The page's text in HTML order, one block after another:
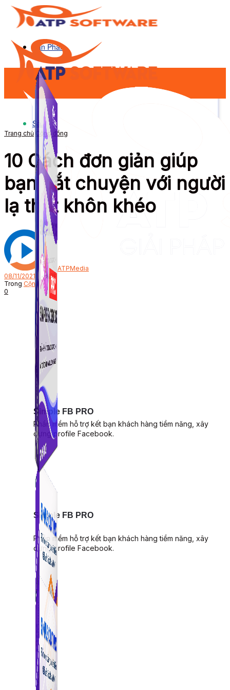
Sản Phẩm
Simple FB PRO
Phần mềm hỗ trợ kết bạn khách hàng tiềm năng, xây
dựng profile Facebook.
Sản Phẩm
Simple FB PRO
Phần mềm hỗ trợ kết bạn khách hàng tiềm năng, xây
dựng profile Facebook.
Trang chủ Cộng đồng
10 Cách đơn giản giúp
bạn bắt chuyện với người
lạ thật khôn khéo
Bởi ATPMedia
08/11/2021
Trong Cộng đồng
0